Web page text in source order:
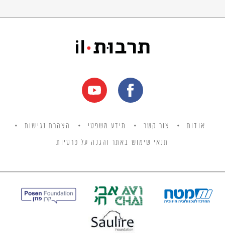
אודות צור קשר מידע משפטי הצהרת נגישות
תנאי שימוש באתר והגנה על פרטיות